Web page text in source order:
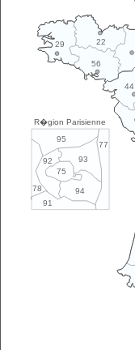
R�gion Parisienne
77
78
91
95
93
75
94
92
22
29
44
56